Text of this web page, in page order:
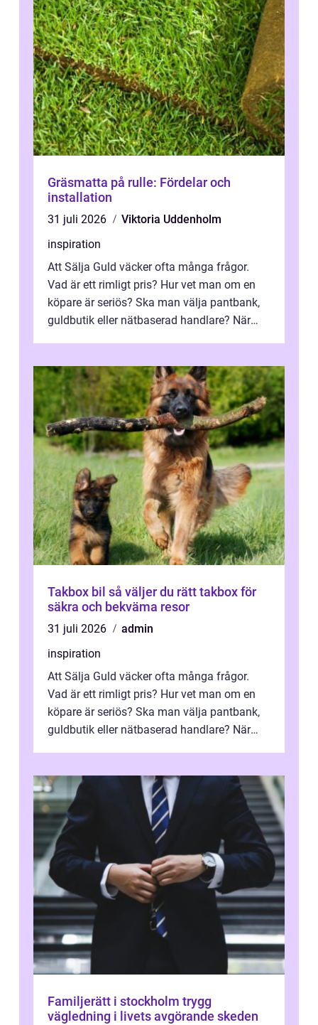
Gräsmatta på rulle: Fördelar och
installation
31 juli 2026
Viktoria Uddenholm
inspiration
Att Sälja Guld väcker ofta många frågor.
Vad är ett rimligt pris? Hur vet man om en
köpare är seriös? Ska man välja pantbank,
guldbutik eller nätbaserad handlare? När
Takbox bil så väljer du rätt takbox för
säkra och bekväma resor
31 juli 2026
admin
inspiration
Att Sälja Guld väcker ofta många frågor.
Vad är ett rimligt pris? Hur vet man om en
köpare är seriös? Ska man välja pantbank,
guldbutik eller nätbaserad handlare? När
Familjerätt i stockholm trygg
vägledning i livets avgörande skeden